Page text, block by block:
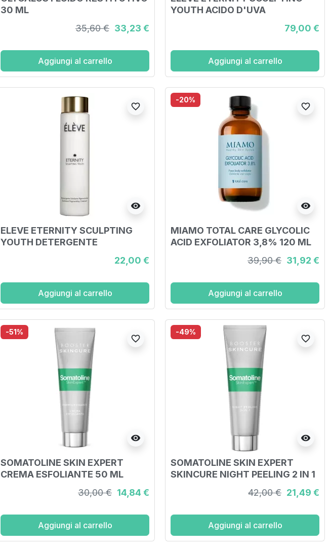
30 ML
35,60 € 33,23 €
Aggiungi al carrello
YOUTH ACIDO D'UVA
79,00 €
Aggiungi al carrello
visibility
favorite_border
ELEVE ETERNITY SCULPTING
YOUTH DETERGENTE
22,00 €
Aggiungi al carrello
-20%
visibility
favorite_border
MIAMO TOTAL CARE GLYCOLIC
ACID EXFOLIATOR 3,8% 120 ML
39,90 € 31,92 €
Aggiungi al carrello
-51%
visibility
favorite_border
SOMATOLINE SKIN EXPERT
CREMA ESFOLIANTE 50 ML
30,00 € 14,84 €
Aggiungi al carrello
-49%
visibility
favorite_border
SOMATOLINE SKIN EXPERT
SKINCURE NIGHT PEELING 2 IN 1
42,00 € 21,49 €
Aggiungi al carrello